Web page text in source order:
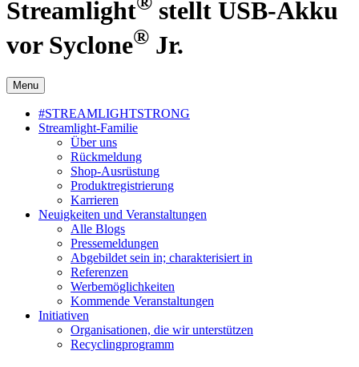
Streamlight
stellt USB-Akku
vor Syclone® Jr.
Menu
#STREAMLIGHTSTRONG
Streamlight-Familie
Über uns
Rückmeldung
Shop-Ausrüstung
Produktregistrierung
Karrieren
Neuigkeiten und Veranstaltungen
Alle Blogs
Pressemeldungen
Abgebildet sein in; charakterisiert in
Referenzen
Werbemöglichkeiten
Kommende Veranstaltungen
Initiativen
Organisationen, die wir unterstützen
Recyclingprogramm